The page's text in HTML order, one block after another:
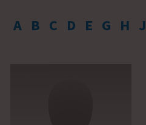
A B C D E G H J